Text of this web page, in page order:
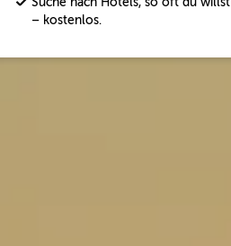
– kostenlos.